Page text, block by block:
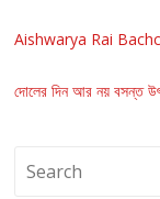
Aishwarya Rai
দোলের দিন আর নয় বসন্ত